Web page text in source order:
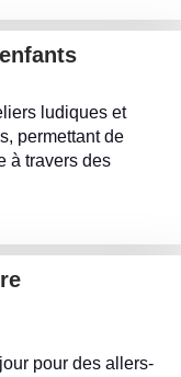
ludiques et
permettant de
à travers des
contribution
pour des allers-